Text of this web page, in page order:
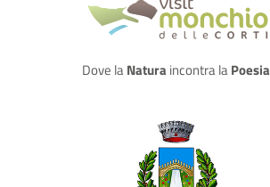
Dove laNatura incontra laPoesia